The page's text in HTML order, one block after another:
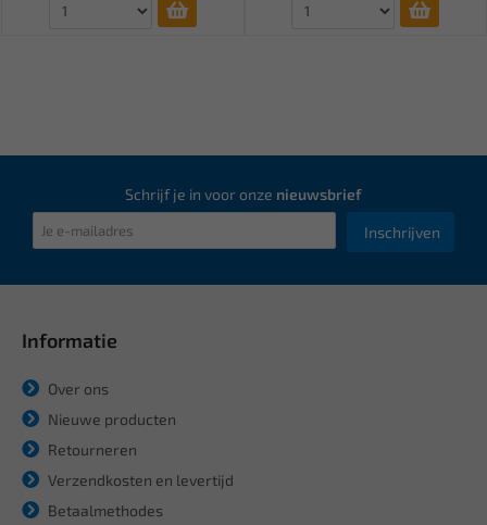
Schrijf je in voor onze nieuwsbrief
Inschrijven
Informatie
Over ons
Nieuwe producten
Retourneren
Verzendkosten en levertijd
Betaalmethodes